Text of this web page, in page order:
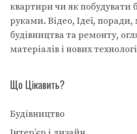
квартири чи як побудувати
руками. Відео, Ідеї,
будівництва та ремонту,
матеріалів і нових
Що Цікавить?
Будівництво